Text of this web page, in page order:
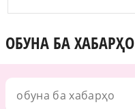
ОБУНА БА ХАБАРҲО